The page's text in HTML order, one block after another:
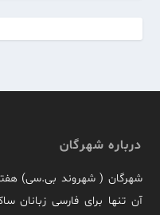
درباره شهرگان
شهرگان ( شهروند بی.سی)
آن تنها برای فارسی زبانان